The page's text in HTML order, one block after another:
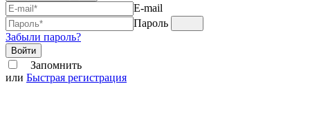
E-mail
Пароль
Забыли пароль?
Войти
Запомнить
или Быстрая регистрация